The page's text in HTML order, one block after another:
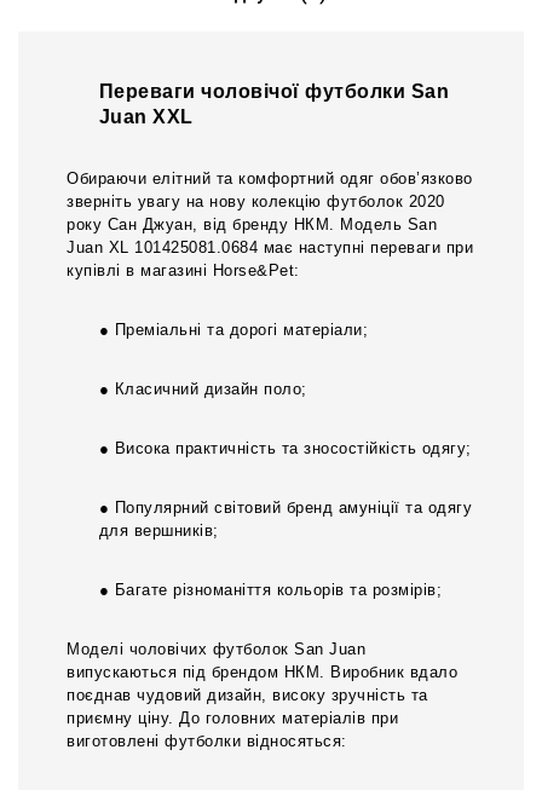
Переваги чоловічої футболки San
Juan XXL
Обираючи елітний та комфортний одяг обов’язково
зверніть увагу на нову колекцію футболок 2020
року Сан Джуан, від бренду НКМ. Модель San
Juan XL 101425081.0684 має наступні переваги при
купівлі в магазині Horse&Pet:
● Преміальні та дорогі матеріали;
● Класичний дизайн поло;
● Висока практичність та зносостійкість одягу;
● Популярний світовий бренд амуніції та одягу
для вершників;
● Багате різноманіття кольорів та розмірів;
Моделі чоловічих футболок San Juan
випускаються під брендом НКМ. Виробник вдало
поєднав чудовий дизайн, високу зручність та
приємну ціну. До головних матеріалів при
виготовлені футболки відносяться: